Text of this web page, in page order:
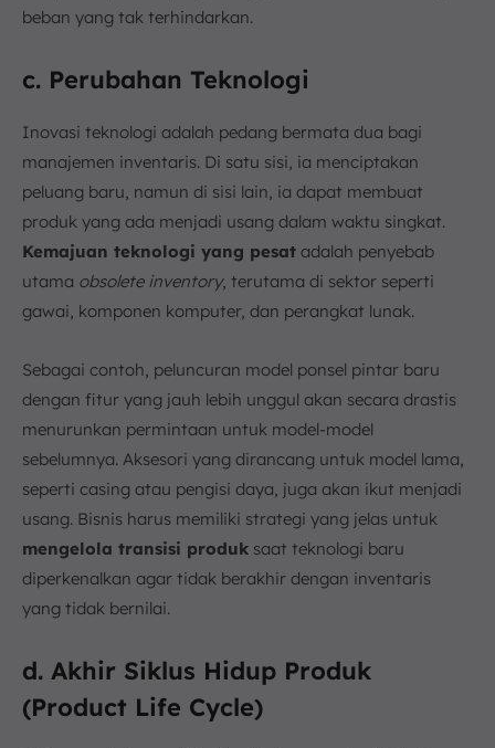
beban yang tak terhindarkan.
c. Perubahan Teknologi
Inovasi teknologi adalah pedang bermata dua bagi
manajemen inventaris. Di satu sisi, ia menciptakan
peluang baru, namun di sisi lain, ia dapat membuat
produk yang ada menjadi usang dalam waktu singkat.
Kemajuan teknologi yang pesat adalah penyebab
utama obsolete inventory, terutama di sektor seperti
gawai, komponen komputer, dan perangkat lunak.
Sebagai contoh, peluncuran model ponsel pintar baru
dengan fitur yang jauh lebih unggul akan secara drastis
menurunkan permintaan untuk model-model
sebelumnya. Aksesori yang dirancang untuk model lama,
seperti casing atau pengisi daya, juga akan ikut menjadi
usang. Bisnis harus memiliki strategi yang jelas untuk
mengelola transisi produk saat teknologi baru
diperkenalkan agar tidak berakhir dengan inventaris
yang tidak bernilai.
d. Akhir Siklus Hidup Produk
(Product Life Cycle)